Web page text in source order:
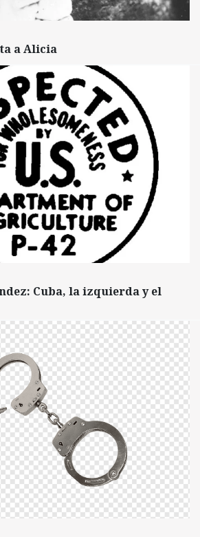
a Alicia
Cuba, la izquierda y el